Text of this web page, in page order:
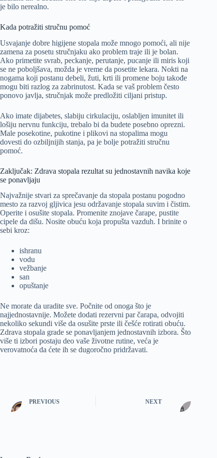
je bilo nerealno.
Kada potražiti stručnu pomoć
Usvajanje dobre higijene stopala može mnogo pomoći, ali nije
zamena za posetu stručnjaku ako problem traje ili je bolan.
Ako primetite svrab, peckanje, perutanje, pucanje ili miris koji
se ne poboljšava, možda je vreme da posetite lekara. Nokti na
nogama koji postanu debeli, žuti, krti ili promene boju takođe
mogu biti razlog za zabrinutost. Kada se vaš problem često
ponovo javlja, stručnjak može predložiti ciljani pristup.
Ako imate dijabetes, slabiju cirkulaciju, oslabljen imunitet ili
lošiju nervnu funkciju, trebalo bi da budete posebno oprezni.
Male posekotine, pukotine i plikovi na stopalima mogu
dovesti do ozbiljnijih stanja, pa je bolje potražiti stručnu
pomoć.
Zaključak: Zdrava stopala rezultat su jednostavnih navika koje
se ponavljaju
Najvažnije stvari za sprečavanje da stopala postanu pogodno
mesto za razvoj gljivica jesu održavanje stopala suvim i čistim.
Operite i osušite stopala. Promenite znojave čarape, pustite
cipele da dišu. Nosite obuću koja propušta vazduh. I brinite o
sebi kroz:
ishranu
vodu
vežbanje
san
opuštanje
Ne morate da uradite sve. Počnite od onoga što je
najjednostavnije. Možete dodati rezervni par čarapa, odvojiti
nekoliko sekundi više da osušite prste ili češće rotirati obuću.
Zdrava stopala grade se ponavljanjem jednostavnih izbora. Što
više ti izbori postaju deo vaše životne rutine, veća je
verovatnoća da ćete ih se dugoročno pridržavati.
PREVIOUS NEXT